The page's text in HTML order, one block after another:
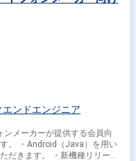
エンドエンジニア
用い
新機種リリース